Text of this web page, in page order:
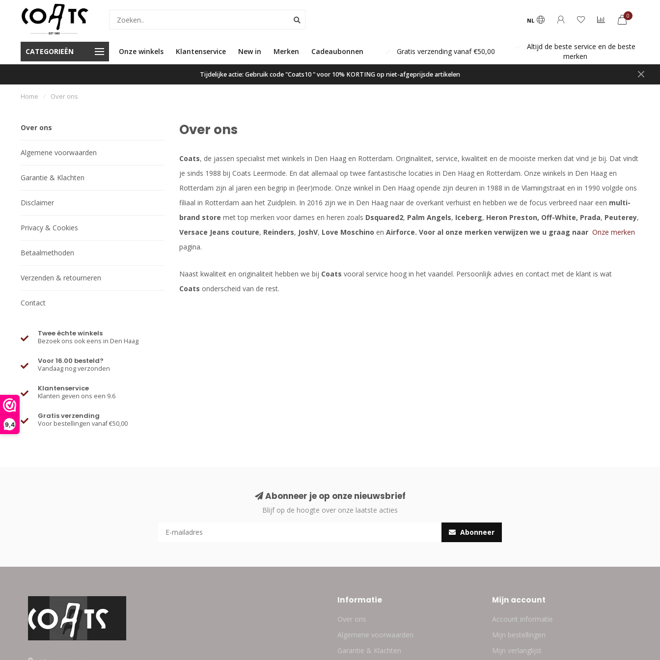
9,4
NL
0
CATEGORIEËN Onze winkels Klantenservice New in Merken Cadeaubonnen
beste service en de beste
merken
Voor 16.00 besteld, vandaag
verzonden
Klanten geven ons een 9.6 Gratis verzending vanaf €50,00
Altijd de beste service en de beste
merken
Tijdelijke actie: Gebruik code "Coats10 " voor 10% KORTING op niet-afgeprijsde artikelen
Home / Over ons
Over ons
Algemene voorwaarden
Garantie & Klachten
Disclaimer
Privacy & Cookies
Betaalmethoden
Verzenden & retourneren
Contact
Twee échte winkels
Bezoek ons ook eens in Den Haag
Voor 16.00 besteld?
Vandaag nog verzonden
Klantenservice
Klanten geven ons een 9.6
Gratis verzending
Voor bestellingen vanaf €50,00
Over ons
Coats, de jassen specialist met winkels in Den Haag en Rotterdam. Originaliteit, service, kwaliteit en de mooiste merken dat vind je bij. Dat vindt
je sinds 1988 bij Coats Leermode. En dat allemaal op twee fantastische locaties in Den Haag en Rotterdam. Onze winkels in Den Haag en
Rotterdam zijn al jaren een begrip in (leer)mode. Onze winkel in Den Haag opende zijn deuren in 1988 in de Vlamingstraat en in 1990 volgde ons
filiaal in Rotterdam aan het Zuidplein. In 2016 zijn we in Den Haag naar de overkant verhuist en hebben we de focus verbreed naar een multi-
brand store met top merken voor dames en heren zoals Dsquared2, Palm Angels, Iceberg, Heron Preston, Off-White, Prada, Peuterey,
Versace Jeans couture, Reinders, JoshV, Love Moschino en Airforce. Voor al onze merken verwijzen we u graag naar Onze merken
pagina.
Naast kwaliteit en originaliteit hebben we bij Coats vooral service hoog in het vaandel. Persoonlijk advies en contact met de klant is wat
Coats onderscheid van de rest.
Abonneer je op onze nieuwsbrief
Blijf op de hoogte over onze laatste acties
Abonneer
Informatie
Over ons
Algemene voorwaarden
Garantie & Klachten
Mijn account
Account informatie
Mijn bestellingen
Mijn verlanglijst